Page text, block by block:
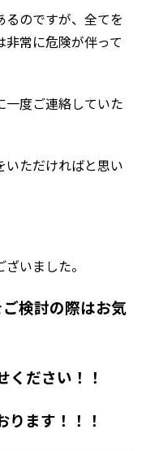
るのですが、全てを
非常に危険が伴って
一度ご連絡していた
いただければと思い
いました。
検討の際はお気
ください！！
ります！！！